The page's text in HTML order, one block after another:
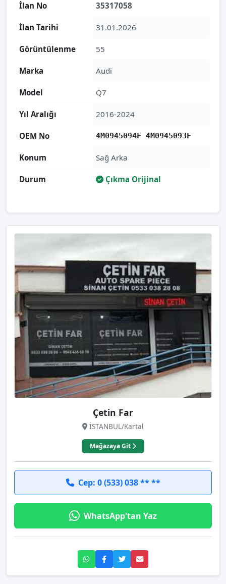
İlan No 35317058
İlan Tarihi 31.01.2026
Görüntülenme 55
Marka Audi
Model Q7
Yıl Aralığı 2016-2024
OEM No 4M0945094F 4M0945093F
Konum Sağ Arka
Durum Çıkma Orijinal
Çetin Far
İSTANBUL/Kartal
Mağazaya Git
Cep: 0 (533) 038 ** **
WhatsApp'tan Yaz